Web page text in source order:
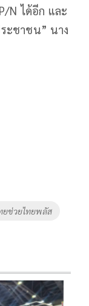
N ได้อีก และ
ะชาชน” นาง
ยช่วยไทยพลัส